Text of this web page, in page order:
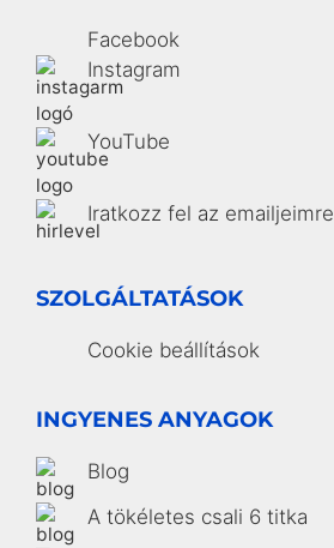
Facebook
Instagram
YouTube
Iratkozz fel az emailjeimre
SZOLGÁLTATÁSOK
Cookie beállítások
INGYENES ANYAGOK
Blog
A tökéletes csali 6 titka